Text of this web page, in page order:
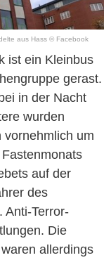
aus Hass © Facebook
ist ein Kleinbus
gerast.
in der Nacht
wurden
vornehmlich um
auf der
des
Anti-Terror-
Die
allerdings